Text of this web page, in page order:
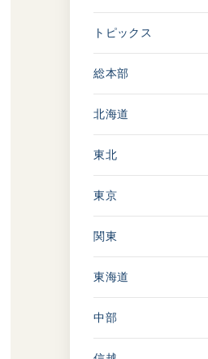
広島
「三つの花ことば」 関
奏楽団
2026.07.31
文化 音楽
「ペンタトニック・フ
ファーレ」 関西吹奏
2026.07.17
トピックス
総本部
北海道
東北
東京
関東
東海道
中部